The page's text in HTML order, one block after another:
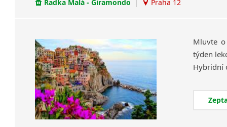
Radka Malá - Giramondo | Praha 12
Mluvte
týden